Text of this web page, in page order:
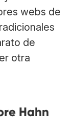
webs de
de
otra
Hahn